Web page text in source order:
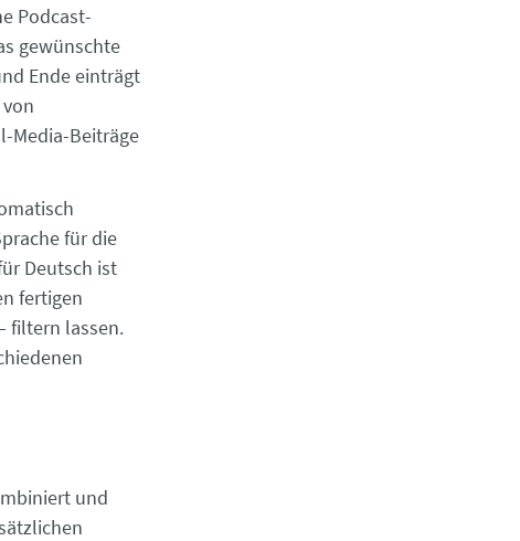
Podcast-
gewünschte
Ende einträgt
Media-Beiträge
für die
Deutsch ist
fertigen
filtern lassen.
und